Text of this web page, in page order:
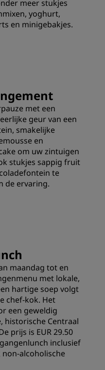
meer stukjes
yoghurt,
en minigebakjes.
met een
geur van een
smakelijke
en
om uw zintuigen
stukjes sappig fruit
te
de ervaring.
maandag tot en
met lokale,
hartige soep volgt
chef-kok. Het
een geweldig
historische Centraal
prijs is EUR 29.50
inclusief
non-alcoholische